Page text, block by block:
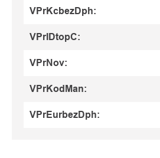
VPrKcbezDph:
VPrIDtopC:
VPrNov:
VPrKodMan:
VPrEurbezDph: